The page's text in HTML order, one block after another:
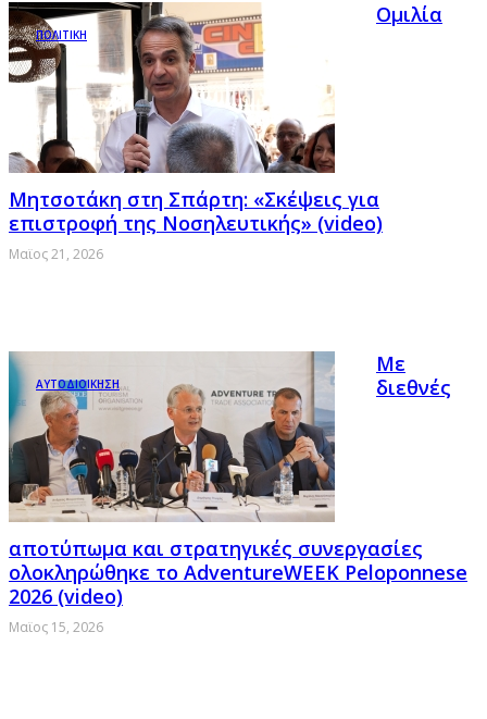
ΠΟΛΙΤΙΚΗ
Ομιλία
Μητσοτάκη στη Σπάρτη: «Σκέψεις για
επιστροφή της Νοσηλευτικής» (video)
Μαϊος 21, 2026
ΑΥΤΟΔΙΟΙΚΗΣΗ
Με
διεθνές
αποτύπωμα και στρατηγικές συνεργασίες
ολοκληρώθηκε το AdventureWEEK Peloponnese
2026 (video)
Μαϊος 15, 2026